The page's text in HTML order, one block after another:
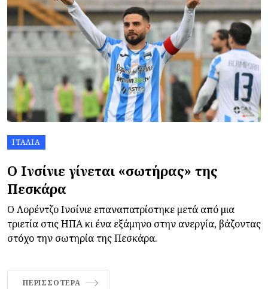
ΙΤΑΛΊΑ
Ο Ινσίνιε γίνεται «σωτήρας» της
Πεσκάρα
Ο Λορέντζο Ινσίνιε επαναπατρίστηκε μετά από μια
τριετία στις ΗΠΑ κι ένα εξάμηνο στην ανεργία, βάζοντας
στόχο την σωτηρία της Πεσκάρα.
ΠΕΡΙΣΣΌΤΕΡΑ